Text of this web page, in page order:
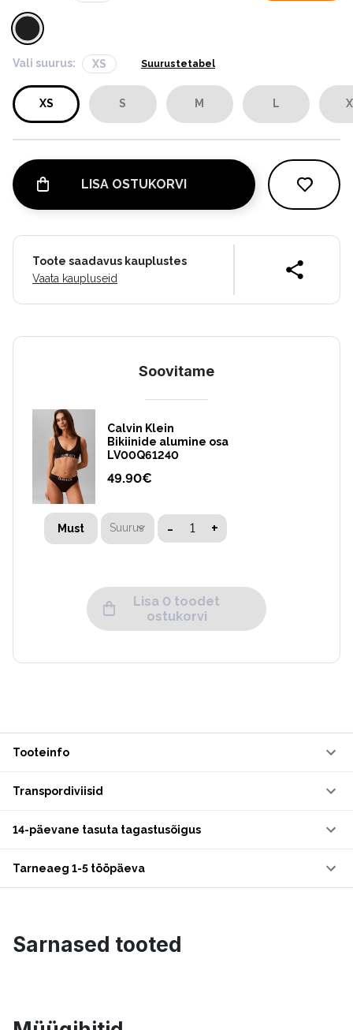
Vali suurus: XS Suurustetabel
XS S M L
LISA OSTUKORVI
Toote saadavus kauplustes
Vaata kaupluseid
Soovitame
Calvin Klein
Bikiinide alumine osa
LV00Q61240
49.90€
Must Suurus - +
Lisa 0 toodet
ostukorvi
Tooteinfo
Transpordiviisid
14-päevane tasuta tagastusõigus
Tarneaeg 1-5 tööpäeva
Sarnased tooted